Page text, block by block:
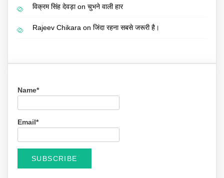
विक्रम सिंह देवड़ाon चुभने वाली हार
Rajeev Chikara on जिंदा रहना सबसे जरूरी है।
Name*
Email*